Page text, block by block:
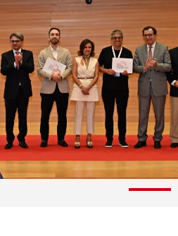
6.ª Edição
COTEC |
Empresas INOVADORA COTEC
sustentabilidade no